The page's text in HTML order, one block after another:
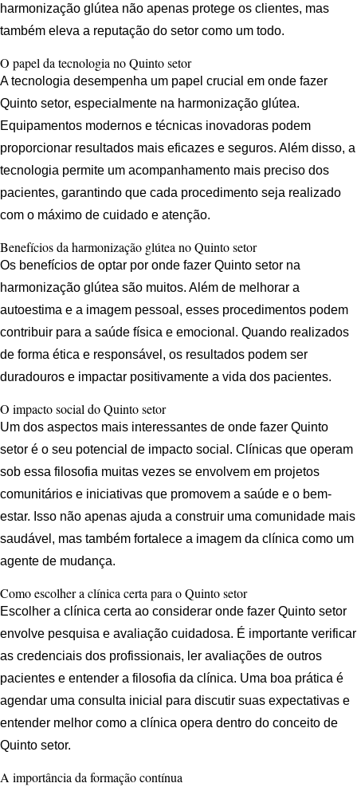
harmonização glútea não apenas protege os clientes, mas
também eleva a reputação do setor como um todo.
O papel da tecnologia no Quinto setor
A tecnologia desempenha um papel crucial em onde fazer
Quinto setor, especialmente na harmonização glútea.
Equipamentos modernos e técnicas inovadoras podem
proporcionar resultados mais eficazes e seguros. Além disso, a
tecnologia permite um acompanhamento mais preciso dos
pacientes, garantindo que cada procedimento seja realizado
com o máximo de cuidado e atenção.
Benefícios da harmonização glútea no Quinto setor
Os benefícios de optar por onde fazer Quinto setor na
harmonização glútea são muitos. Além de melhorar a
autoestima e a imagem pessoal, esses procedimentos podem
contribuir para a saúde física e emocional. Quando realizados
de forma ética e responsável, os resultados podem ser
duradouros e impactar positivamente a vida dos pacientes.
O impacto social do Quinto setor
Um dos aspectos mais interessantes de onde fazer Quinto
setor é o seu potencial de impacto social. Clínicas que operam
sob essa filosofia muitas vezes se envolvem em projetos
comunitários e iniciativas que promovem a saúde e o bem-
estar. Isso não apenas ajuda a construir uma comunidade mais
saudável, mas também fortalece a imagem da clínica como um
agente de mudança.
Como escolher a clínica certa para o Quinto setor
Escolher a clínica certa ao considerar onde fazer Quinto setor
envolve pesquisa e avaliação cuidadosa. É importante verificar
as credenciais dos profissionais, ler avaliações de outros
pacientes e entender a filosofia da clínica. Uma boa prática é
agendar uma consulta inicial para discutir suas expectativas e
entender melhor como a clínica opera dentro do conceito de
Quinto setor.
A importância da formação contínua